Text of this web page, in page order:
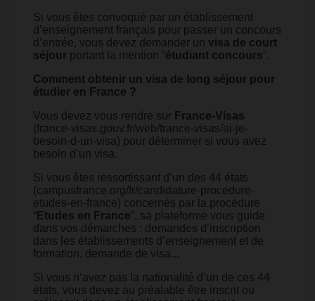
Si vous êtes convoqué par un établissement
d’enseignement français pour passer un concours
d’entrée, vous devez demander un visa de court
séjour portant la mention “étudiant concours”.
Comment obtenir un visa de long séjour pour
étudier en France ?
Vous devez vous rendre sur France-Visas
(france-visas.gouv.fr/web/france-visas/ai-je-
besoin-d-un-visa) pour déterminer si vous avez
besoin d’un visa.
Si vous êtes ressortissant d’un des 44 états
(campusfrance.org/fr/candidature-procedure-
etudes-en-france) concernés par la procédure
“ Etudes en France”, sa plateforme vous guide
dans vos démarches : demandes d’inscription
dans les établissements d’enseignement et de
formation, demande de visa...
Si vous n’avez pas la nationalité d’un de ces 44
états, vous devez au préalable être inscrit ou